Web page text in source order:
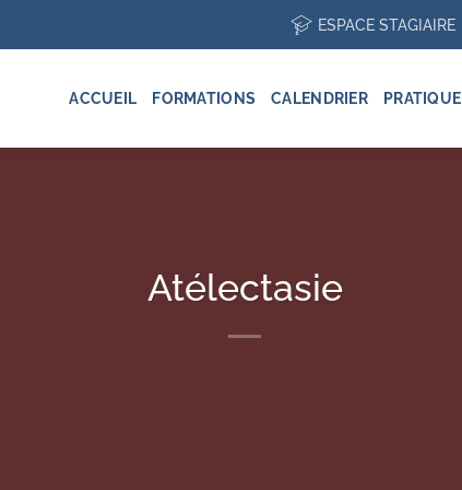
ESPACE STAGIAIRE
ACCUEIL FORMATIONS CALENDRIER PRATIQUE
Atélectasie